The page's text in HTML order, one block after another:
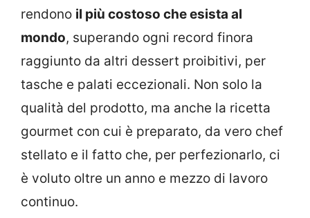
rendono il più costoso che esista al
mondo, superando ogni record finora
raggiunto da altri dessert proibitivi, per
tasche e palati eccezionali. Non solo la
qualità del prodotto, ma anche la ricetta
gourmet con cui è preparato, da vero chef
stellato e il fatto che, per perfezionarlo, ci
è voluto oltre un anno e mezzo di lavoro
continuo.